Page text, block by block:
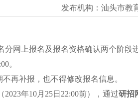
发布机构： 汕头市教
网上报名及报名资格确认两个阶段
。
再补报，也不得修改报名信息。
年10月25日22:00前），通过研招